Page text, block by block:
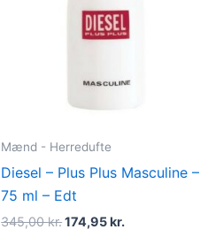
Mænd - Herredufte
Diesel – Plus Plus Masculine –
75 ml – Edt
345,00kr.174,95kr.